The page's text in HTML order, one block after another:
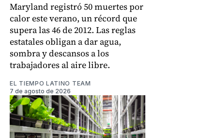
Maryland registró 50 muertes por
calor este verano, un récord que
supera las 46 de 2012. Las reglas
estatales obligan a dar agua,
sombra y descansos a los
trabajadores al aire libre.
EL TIEMPO LATINO TEAM
7 de agosto de 2026